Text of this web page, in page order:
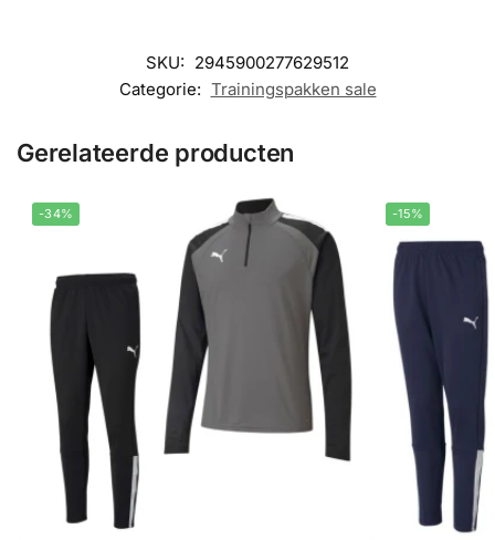
SKU: 2945900277629512
Categorie: Trainingspakken sale
Gerelateerde producten
-34% -15%